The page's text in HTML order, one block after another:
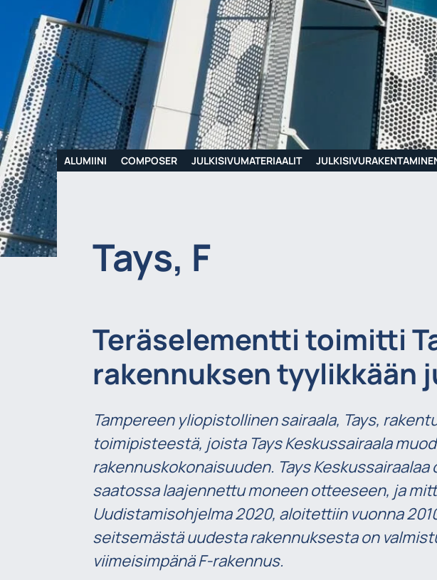
ALUMIINI COMPOSER JULKISIVUMATERIAALIT
Tays, F
Teräselementti toimitti
rakennuksen tyylikkään
Tampereen yliopistollinen sairaala, Tays,
toimipisteestä, joista Tays Keskussairaala
rakennuskokonaisuuden. Tays
saatossa laajennettu moneen otteeseen, ja
Uudistamisohjelma 2020, aloitettiin vuonna
seitsemästä uudesta rakennuksesta on
viimeisimpänä F-rakennus.